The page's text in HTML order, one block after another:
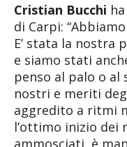
Cristian Bucchi
di Carpi:
E’ stata la nostra
e siamo stati
penso al palo o al
nostri e meriti
aggredito a ritmi
l’ottimo inizio dei
ammosciati, è